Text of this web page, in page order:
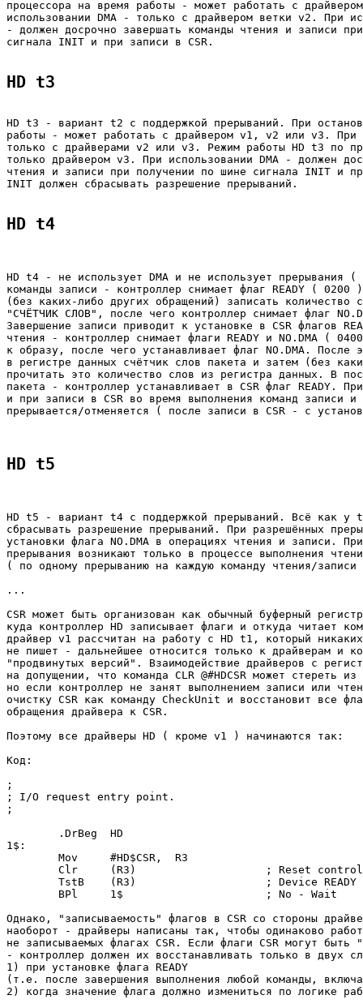
процессора на время работы - может работать с
использовании DMA - только с драйвером ветки v2. При
- должен досрочно завершать команды чтения и записи
сигнала INIT и при записи в CSR.
HD t3
HD t3 - вариант t2 с поддержкой прерываний. При
работы - может работать с драйвером v1, v2 или v3. При
только с драйверами v2 или v3. Режим работы HD t3 по
только драйвером v3. При использовании DMA - должен
чтения и записи при получении по шине сигнала INIT и
INIT должен сбрасывать разрешение прерываний.
HD t4
HD t4 - не использует DMA и не использует прерывания
команды записи - контроллер снимает флаг READY (
(без каких-либо других обращений) записать количество
"СЧЁТЧИК СЛОВ", после чего контроллер снимает флаг
Завершение записи приводит к установке в CSR флагов
чтения - контроллер снимает флаги READY и NO.DMA (
к образу, после чего устанавливает флаг NO.DMA. После
в регистре данных счётчик слов пакета и затем (без
прочитать это количество слов из регистра данных. В
пакета - контроллер устанавливает в CSR флаг READY.
и при записи в CSR во время выполнения команд записи
прерывается/отменяется ( после записи в CSR - с
HD t5
HD t5 - вариант t4 с поддержкой прерываний. Всё как у
сбрасывать разрешение прерываний. При разрешённых
установки флага NO.DMA в операциях чтения и записи.
прерывания возникают только в процессе выполнения
( по одному прерыванию на каждую команду чтения/
...
CSR может быть организован как обычный буферный
куда контроллер HD записывает флаги и откуда читает
драйвер v1 рассчитан на работу с HD t1, который
не пишет - дальнейшее относится только к драйверам и
"продвинутых версий". Взаимодействие драйверов с
на допущении, что команда CLR @#HDCSR может стереть
но если контроллер не занят выполнением записи или
очистку CSR как команду CheckUnit и восстановит все
обращения драйвера к CSR.
Поэтому все драйверы HD ( кроме v1 ) начинаются так:
Код:
;
; I/O request entry point.
;
1$:
Однако, "записываемость" флагов в CSR со стороны
наоборот - драйверы написаны так, чтобы одинаково
не записываемых флагах CSR. Если флаги CSR могут быть
- контроллер должен их восстанавливать только в двух
1) при установке флага READY
(т.е. после завершения выполнения любой команды,
2) когда значение флага должно измениться по логике